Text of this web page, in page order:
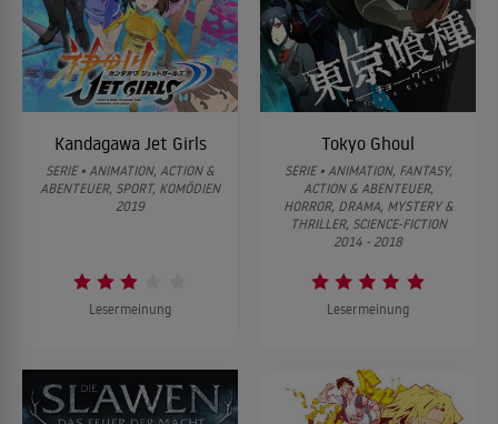
31 Episode 31
32 Episode 32
33 Episode 33
34 Episode 34
35 Episode 35
Kandagawa Jet Girls
SERIE • ANIMATION, ACTION &
ABENTEUER, SPORT, KOMÖDIEN
2019
Lesermeinung
Tokyo Ghoul
SERIE • ANIMATION, FANTASY,
ACTION & ABENTEUER,
HORROR, DRAMA, MYSTERY &
THRILLER, SCIENCE-FICTION
2014 - 2018
Lesermeinung